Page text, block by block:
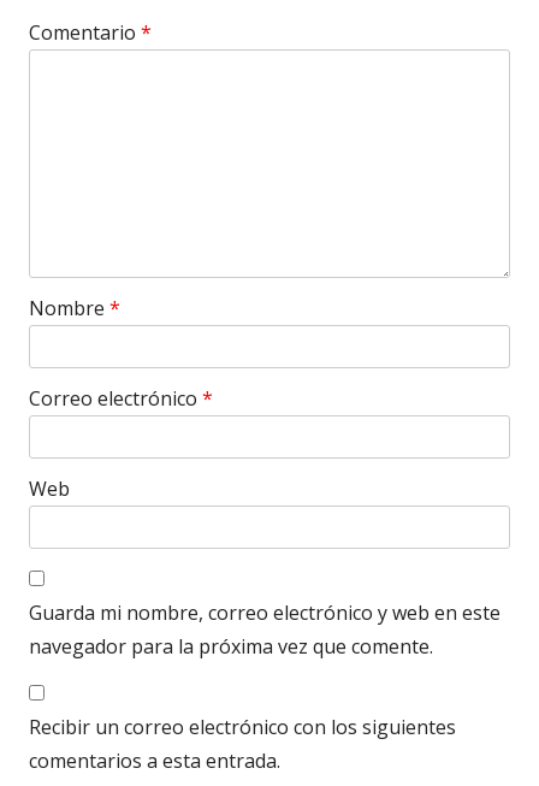
Comentario *
Nombre *
Correo electrónico *
Web
Guarda mi nombre, correo electrónico y web en este
navegador para la próxima vez que comente.
Recibir un correo electrónico con los siguientes
comentarios a esta entrada.